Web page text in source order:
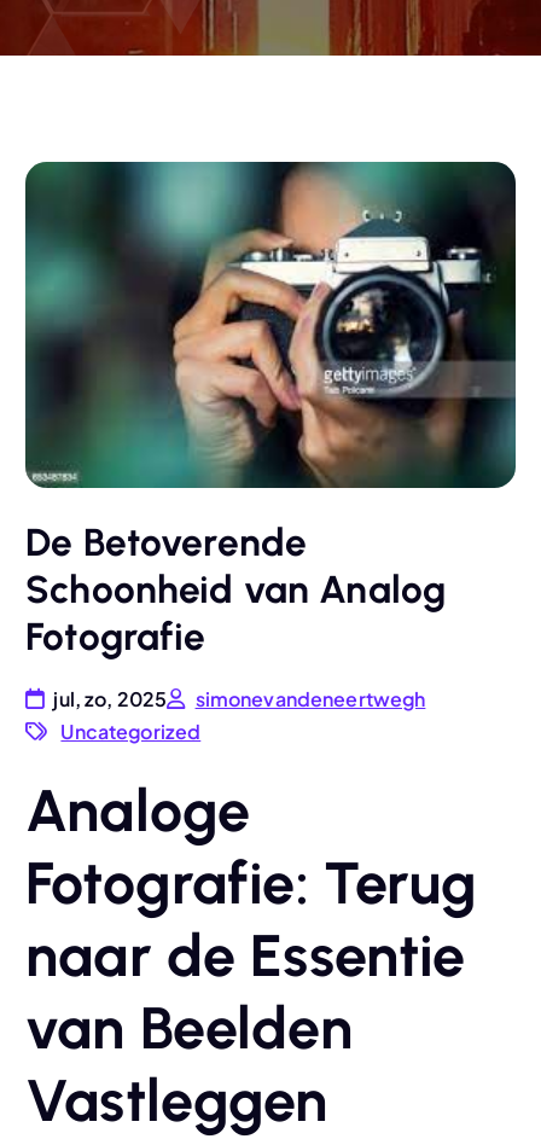
De Betoverende
Schoonheid van Analog
Fotografie
jul, zo, 2025
simonevandeneertwegh
Uncategorized
Analoge
Fotografie: Terug
naar de Essentie
van Beelden
Vastleggen